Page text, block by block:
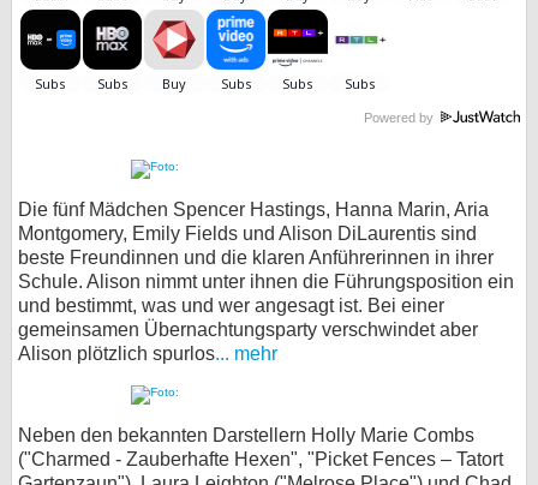
Powered by
Die fünf Mädchen Spencer Hastings, Hanna Marin, Aria
Montgomery, Emily Fields und Alison DiLaurentis sind
beste Freundinnen und die klaren Anführerinnen in ihrer
Schule. Alison nimmt unter ihnen die Führungsposition ein
und bestimmt, was und wer angesagt ist. Bei einer
gemeinsamen Übernachtungsparty verschwindet aber
Alison plötzlich spurlos... mehr
Neben den bekannten Darstellern Holly Marie Combs
("Charmed - Zauberhafte Hexen", "Picket Fences – Tatort